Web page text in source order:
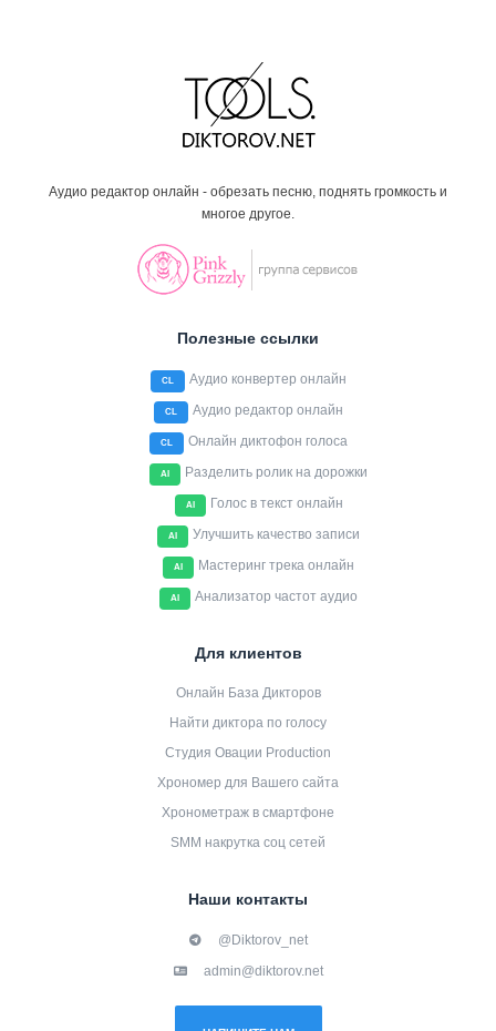
Аудио редактор онлайн - обрезать песню, поднять громкость и
многое другое.
Полезные ссылки
CL Аудио конвертер онлайн
CL Аудио редактор онлайн
CL Онлайн диктофон голоса
AI Разделить ролик на дорожки
AI Голос в текст онлайн
AI Улучшить качество записи
AI Мастеринг трека онлайн
AI Анализатор частот аудио
Для клиентов
Онлайн База Дикторов
Найти диктора по голосу
Студия Овации Production
Хрономер для Вашего сайта
Хронометраж в смартфоне
SMM накрутка соц сетей
Наши контакты
@Diktorov_net
admin@diktorov.net